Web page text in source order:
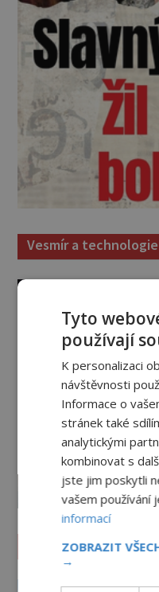
Vesmír a technologie
Co
Nad
Záhady historie
Tyto
používají
K personalizaci
návštěvnosti
Informace o
stránek také
analytickými
kombinovat s
jste jim poskytli
vašem používání
informací
ZOBRAZIT
→